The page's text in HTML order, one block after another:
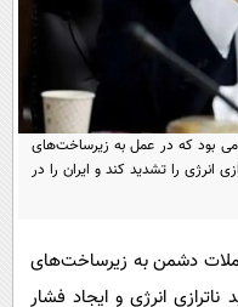
ها
بود که در عمل به زیرساخت‌های
انرژی را تشدید کند و ایران را در
دشمن به زیرساخت‌های
انرژی و ایجاد فشار